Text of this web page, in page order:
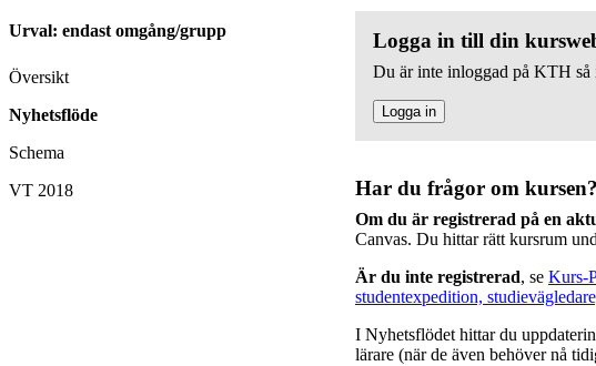
Logga in till din
Du är inte inloggad på KTH så
Logga in
Har du frågor om kursen?
Om du är registrerad på en
Canvas. Du hittar rätt kursrum
Är du inte registrerad, se Kurs-
studentexpedition,
I Nyhetsflödet hittar du
lärare (när de även behöver nå
Urval: endast omgång/grupp
Översikt
Nyhetsflöde
Schema
VT 2018